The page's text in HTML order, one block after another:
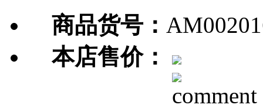
商品货号：
本店售价：